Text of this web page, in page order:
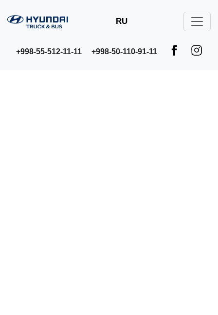
RU
+998-55-512-11-11 +998-50-110-91-11